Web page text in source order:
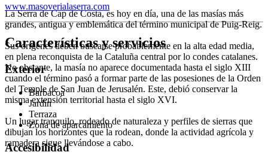
La Serra de Cap de Costa, es hoy en día, una de las masías más
grandes, antigua y emblemática del término municipal de Puig-Reig.
Sus orígenes deben buscarse probablemente en la alta edad media,
en plena reconquista de la Cataluña central por lo condes catalanes.
No obstante, la masía no aparece documentada hasta el siglo XIII
cuando el término pasó a formar parte de las posesiones de la Orden
del Temple de San Juan de Jerusalén. Este, debió conservar la
misma extensión territorial hasta el siglo XVI.
Un lugar tranquilo, rodeado de naturaleza y perfiles de sierras que
dibujan los horizontes que la rodean, donde la actividad agrícola y
ramadera sigue llevándose a cabo.
www.masoverialaserra.com
Características y servicios
Exterior
Barbacoa
Jardín
Terraza
Zona de aparcamiento
Accesibilidad